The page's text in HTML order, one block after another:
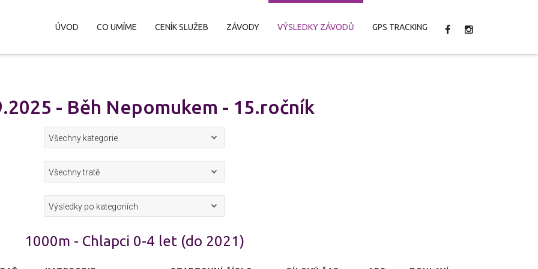
ÚVOD CO UMÍME CENÍK SLUŽEB ZÁVODY VÝSLEDKY ZÁVODŮ GPS TRACKING
- Běh Nepomukem - 15.ročník
1000m - Chlapci 0-4 let (do 2021)